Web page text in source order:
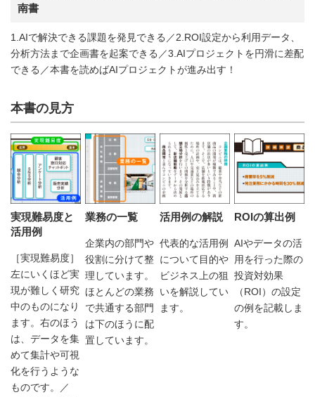
南書
1.AIで解決できる課題を発見できる／2.ROI設定から利用データ、
分析方法まで企画書を起案できる／3.AIプロジェクトを円滑に差配
できる／本書を読めばAIプロジェクトが進み出す！
本書の見方
実現難易度と
活用例
［実現難易度］
左にいくほど実
現が難しく研究
中のものになり
ます。右のほう
は、データを集
めて集計や可視
化を行うような
ものです。／
業務の一覧
企業内の部門や
役割に分けて整
理しています。
ほとんどの業務
で共通する部門
は下のほうに配
置しています。
活用例の解説
代表的な活用例
について目的や
ビジネス上の狙
いを解説してい
ます。
ROIの算出例
AIやデータの活
用を行った際の
投資対効果
（ROI）の設定
の例を記載しま
す。